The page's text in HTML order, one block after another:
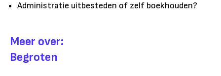
Administratie uitbesteden of zelf boekhouden?
Meer over:
Begroten